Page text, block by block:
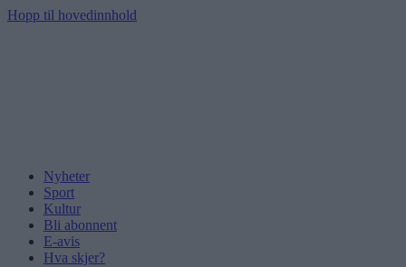
Hopp til hovedinnhold
Nyheter
Sport
Kultur
Bli abonnent
E-avis
Hva skjer?